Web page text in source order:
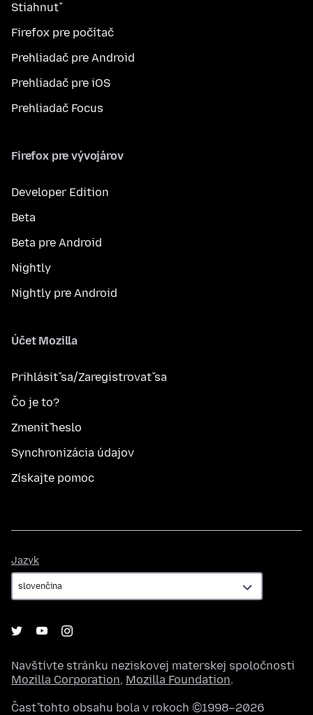
Stiahnuť
Firefox pre počítač
Prehliadač pre Android
Prehliadač pre iOS
Prehliadač Focus
Firefox pre vývojárov
Developer Edition
Beta
Beta pre Android
Nightly
Nightly pre Android
Účet Mozilla
Prihlásiť sa/Zaregistrovať sa
Čo je to?
Zmeniť heslo
Synchronizácia údajov
Získajte pomoc
Jazyk
Navštívte stránku neziskovej materskej spoločnosti
Mozilla Corporation, Mozilla Foundation.
Časť tohto obsahu bola v rokoch ©1998–2026